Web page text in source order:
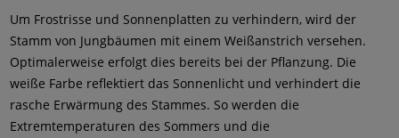
Um Frostrisse und Sonnenplatten zu verhindern, wird der
Stamm von Jungbäumen mit einem Weißanstrich versehen.
Optimalerweise erfolgt dies bereits bei der Pflanzung. Die
weiße Farbe reflektiert das Sonnenlicht und verhindert die
rasche Erwärmung des Stammes. So werden die
Extremtemperaturen des Sommers und die